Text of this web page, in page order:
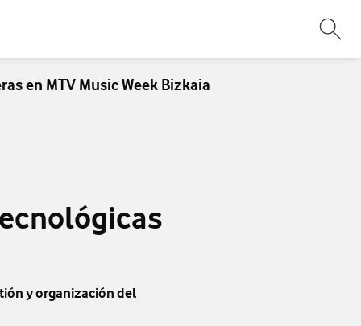
en MTV Music Week Bizkaia
y organización del